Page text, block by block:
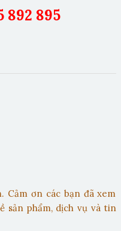
892 895
Cảm ơn các bạn đã xem
sản phẩm, dịch vụ và tin